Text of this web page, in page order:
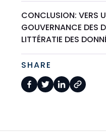
CONCLUSION: VERS
GOUVERNANCE DES
LITTÉRATIE DES
SHARE